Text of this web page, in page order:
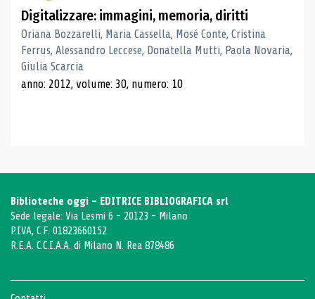
Digitalizzare: immagini, memoria, diritti
Oriana Bozzarelli, Maria Cassella, Mosé Conte, Cristina
Ferrus, Alessandro Leccese, Donatella Mutti, Paola Novaria,
Giulia Scarcia
anno: 2012, volume: 30, numero: 10
Biblioteche oggi - EDITRICE BIBLIOGRAFICA srl
Sede legale: Via Lesmi 6 - 20123 - Milano
P.IVA, C.F. 01823660152
R.E.A. C.C.I.A.A. di Milano N. Rea 878486